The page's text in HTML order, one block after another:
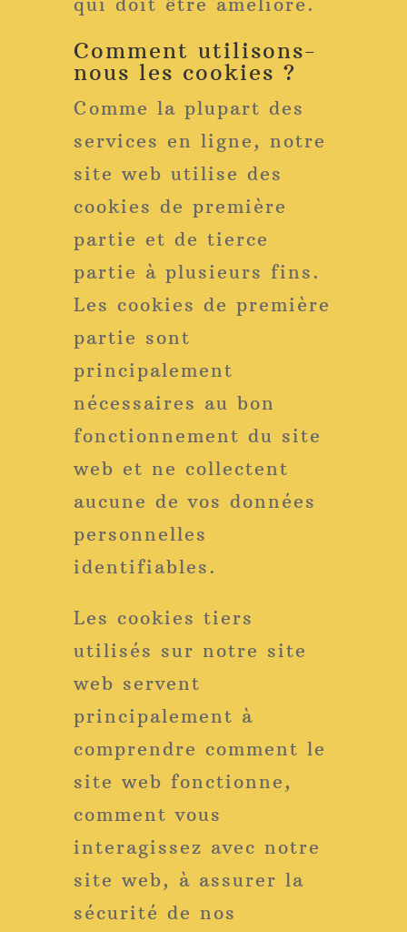
Comment utilisons-
nous les cookies ?
Comme la plupart des
services en ligne, notre
site web utilise des
cookies de première
partie et de tierce
partie à plusieurs fins.
Les cookies de première
partie sont
principalement
nécessaires au bon
fonctionnement du site
web et ne collectent
aucune de vos données
personnelles
identifiables.
Les cookies tiers
utilisés sur notre site
web servent
principalement à
comprendre comment le
site web fonctionne,
comment vous
interagissez avec notre
site web, à assurer la
sécurité de nos